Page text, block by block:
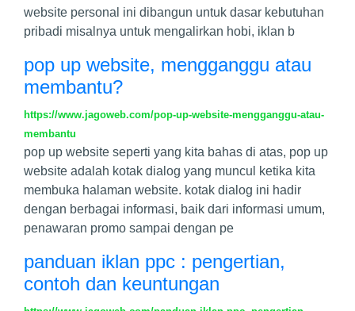
website personal ini dibangun untuk dasar kebutuhan
pribadi misalnya untuk mengalirkan hobi, iklan b
pop up website, mengganggu atau
membantu?
https://www.jagoweb.com/pop-up-website-mengganggu-atau-
membantu
pop up website seperti yang kita bahas di atas, pop up
website adalah kotak dialog yang muncul ketika kita
membuka halaman website. kotak dialog ini hadir
dengan berbagai informasi, baik dari informasi umum,
penawaran promo sampai dengan pe
panduan iklan ppc : pengertian,
contoh dan keuntungan